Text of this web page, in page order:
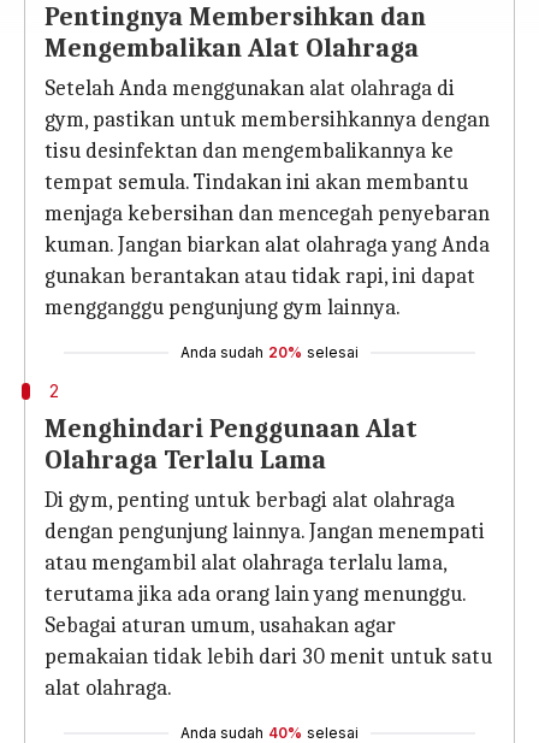
Pentingnya Membersihkan dan
Mengembalikan Alat Olahraga
Setelah Anda menggunakan alat olahraga di
gym, pastikan untuk membersihkannya dengan
tisu desinfektan dan mengembalikannya ke
tempat semula. Tindakan ini akan membantu
menjaga kebersihan dan mencegah penyebaran
kuman. Jangan biarkan alat olahraga yang Anda
gunakan berantakan atau tidak rapi, ini dapat
mengganggu pengunjung gym lainnya.
Anda sudah 20% selesai
2
Menghindari Penggunaan Alat
Olahraga Terlalu Lama
Di gym, penting untuk berbagi alat olahraga
dengan pengunjung lainnya. Jangan menempati
atau mengambil alat olahraga terlalu lama,
terutama jika ada orang lain yang menunggu.
Sebagai aturan umum, usahakan agar
pemakaian tidak lebih dari 30 menit untuk satu
alat olahraga.
Anda sudah 40% selesai